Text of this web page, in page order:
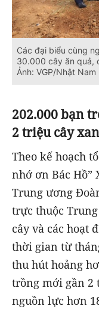
Các đại biểu cùng
30.000 cây ăn quả,
Ảnh: VGP/Nhật Nam
202.000 bạn
2 triệu cây
Theo kế hoạch
nhớ ơn Bác Hồ”
Trung ương
trực thuộc
cây và các hoạt
thời gian từ
thu hút hoảng
trồng mới gần 2
nguồn lực hơn